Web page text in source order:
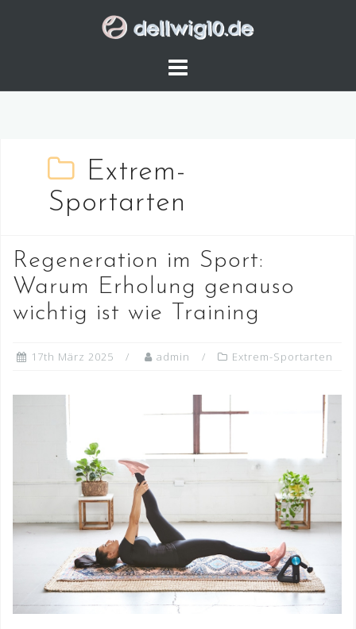
Extrem-
Sportarten
Regeneration im Sport:
Warum Erholung genauso
wichtig ist wie Training
17th März 2025 admin Extrem-Sportarten